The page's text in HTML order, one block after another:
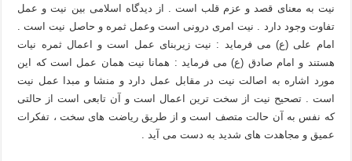
نیت به معنای قصد و عزم قلب است . از دیدگاه اسلامی بین نیت و عمل
تفاوت وجود دارد . نیت امری درونی است وعمل ثمره و حاصل نیت است .
امام علی (ع) می فرماید : نیت زیربنای عمل است و اعمال ثمره نیات
هستند و امام صادق (ع) می فرماید : همانا نیت همان عمل است که این
مورد اشاره به اصالت نیت در مقابل عمل دارد و منشا و مبدا عمل نیت
است . تصحیح نیت از سخت ترین اعمال است و آن تابعی است از حالتی
که نفس به آن حالت متصف است و از طریق ریاضت های سخت ، تفکرات
عمیق و مجاهدت های شدید به دست می آید .